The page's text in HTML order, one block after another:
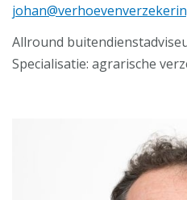
Allround
Specialisatie: agrarische